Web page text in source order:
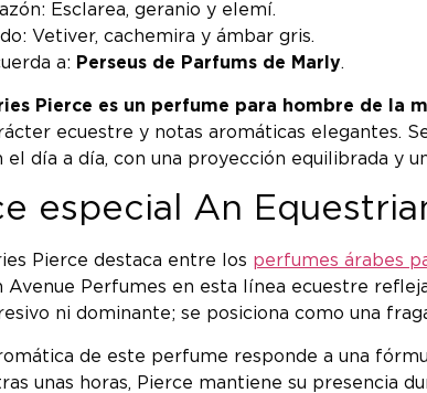
Esclarea, geranio y elemí.
Vetiver, cachemira y ámbar gris.
a: Perseus de Parfums de Marly.
Pierce es un perfume para hombre de la
ecuestre y notas aromáticas elegantes.
día a día, con una proyección equilibrada y
especial An
Pierce destaca entre los perfumes árabes
Perfumes en esta línea ecuestre
ni dominante; se posiciona como una
de este perfume responde a una
unas horas, Pierce mantiene su presencia